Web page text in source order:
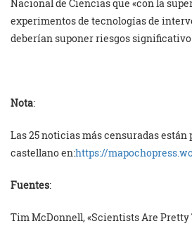
Nacional de Ciencias que «con la
experimentos de tecnologías de
deberían suponer riesgos
Nota:
Las 25 noticias más censuradas están
castellano en:https://mapochopress.
Fuentes:
Tim McDonnell, «Scientists Are Pretty